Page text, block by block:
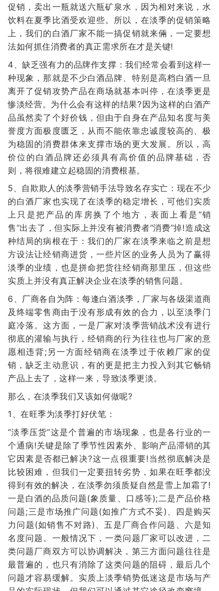
促销，卖出一瓶就送六瓶矿泉水，因为相对来说，水
饮料在夏季比酒受欢迎些。所以，在淡季的促销策略
上，我们的白酒厂家不能一搞促销就来倆，一定要想
法如何抓住消费者的真正需求所在才是关键!
4、缺乏强有力的品牌作支撑：我们经常会看到这样一
种现象，那就是不少白酒品牌、特别是高档白酒一旦
离开了促销攻势产品在商场就基本叫停，在淡季更是
惨淡经营。为什么会有这样的结果?因为这样的白酒产
品虽然卖了个好价钱，但由于自身在产品知名度与美
誉度方面极度匮乏，从而不能依靠忠诚度较高的、极
为稳固的消费群体来支撑市场的更大发展。所以，高
价位的白酒品牌还必须具有高价值的品牌基础，否
则，将很难建立起稳固的消费根基。
5、自欺欺人的淡季营销手法导致名存实亡：现在不少
的白酒厂家也实现了在淡季的稳定增长，可他们实质
上只是把产品的库房换了个地方，表面上看是“销
售”出去了，但实际上并没有被消费者“消费”掉!造成这
种结局的病根在于：我们的厂家在淡季来临之前是想
方设法让经销商进货，一些片区的业务人员为了赢得
淡季的业绩，也是拼命把货往经销商那里压，但这些
实质上并没有真正解决企业在淡季的销售问题。
6、厂商各自为阵：每逢白酒淡季，厂家与各级渠道商
及终端零售商由于没有形成有效的合力，以至淡季门
庭冷落。这方面，一是厂家对淡季营销战术没有进行
彻底的灌输与执行，经销商的行为往往也与厂家的意
愿相违背;另一方面经销商在淡季过于依赖厂家的促
销，缺乏主动意识，有的更是把主力投入到其它畅销
产品上去了，这样一来，导致淡季更淡。
那么，在淡季我们又该如何做呢?
1、在旺季为淡季打好伏笔：
“淡季压货”这是个普遍的市场现象，也是各行业的一
个通病!关键是除了季节性因素外、影响产品滞销的其
它因素是否都已解决?这一点很重要!当然彻底解决是
比较困难，但我们一定要扭转劣势，如果在旺季都没
得到有效的解决，在淡季勿须质疑自然是雪上加霜了!
一是白酒的品质问题(象质量、口感等);二是产品价格
问题;三是市场推广问题(如推广方式不妥)、四是购买
力问题(如销售不对路)、五是厂商合作问题、六是知
名度问题。一般情况下，一类问题厂家可以改进，二
类问题厂商双方可以协调解决，第三方面问题往往是
最普遍的，也只有消除了这类问题的阻碍，最后几个
问题才容易缓解。实质上淡季销势低迷这是市场与产